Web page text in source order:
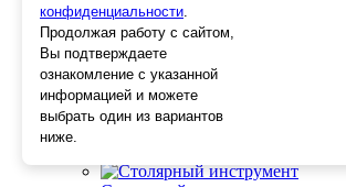
Напильники, рашпили
Наборы инструментов
Кусачки
Ключи
Клещи
Зубила
конфиденциальности.
Продолжая работу с сайтом,
Вы подтверждаете
ознакомление с указанной
информацией и можете
выбрать один из вариантов
ниже.